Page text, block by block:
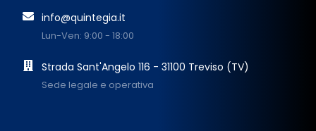
info@quintegia.it
Lun-Ven: 9:00 - 18:00
Strada Sant'Angelo 116 - 31100 Treviso (TV)
Sede legale e operativa